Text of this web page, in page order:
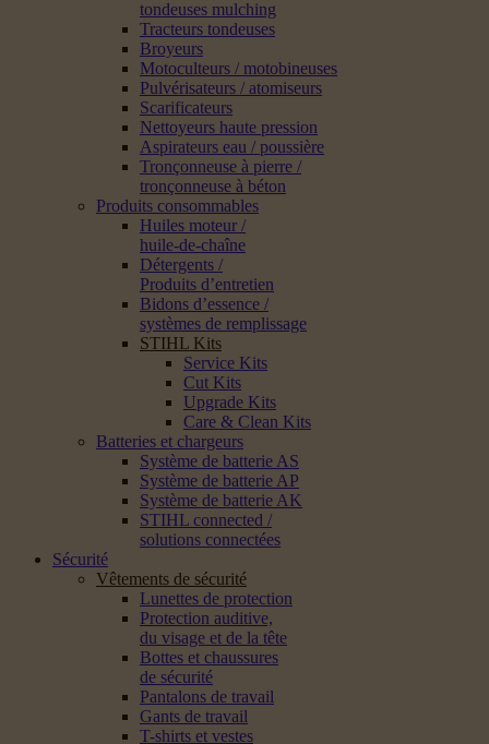
tondeuses mulching
Tracteurs tondeuses
Broyeurs
Motoculteurs / motobineuses
Pulvérisateurs / atomiseurs
Scarificateurs
Nettoyeurs haute pression
Aspirateurs eau / poussière
Tronçonneuse à pierre /
tronçonneuse à béton
Produits consommables
Huiles moteur /
huile-de-chaîne
Détergents /
Produits d’entretien
Bidons d’essence /
systèmes de remplissage
STIHL Kits
Service Kits
Cut Kits
Upgrade Kits
Care & Clean Kits
Batteries et chargeurs
Système de batterie AS
Système de batterie AP
Système de batterie AK
STIHL connected /
solutions connectées
Sécurité
Vêtements de sécurité
Lunettes de protection
Protection auditive,
du visage et de la tête
Bottes et chaussures
de sécurité
Pantalons de travail
Gants de travail
T-shirts et vestes